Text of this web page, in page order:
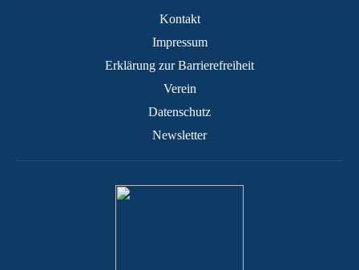
Kontakt
Impressum
Erklärung zur Barrierefreiheit
Verein
Datenschutz
Newsletter